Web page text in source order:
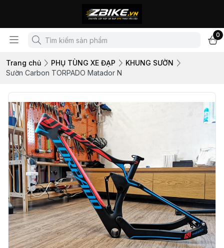
0
Trang chủ PHỤ TÙNG XE ĐẠP
KHUNG SƯỜN
Sườn Carbon TORPADO Matador N